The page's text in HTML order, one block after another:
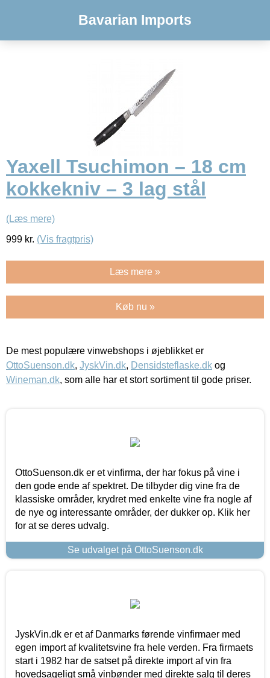
Bavarian Imports
Yaxell Tsuchimon – 18 cm
kokkekniv – 3 lag stål
(Læs mere)
999 kr. (Vis fragtpris)
Læs mere »
Køb nu »
De mest populære vinwebshops i øjeblikket er
OttoSuenson.dk, JyskVin.dk, Densidsteflaske.dk og
Wineman.dk, som alle har et stort sortiment til gode priser.
OttoSuenson.dk er et vinfirma, der har fokus på vine i
den gode ende af spektret. De tilbyder dig vine fra de
klassiske områder, krydret med enkelte vine fra nogle af
de nye og interessante områder, der dukker op. Klik her
for at se deres udvalg.
Se udvalget på OttoSuenson.dk
JyskVin.dk er et af Danmarks førende vinfirmaer med
egen import af kvalitetsvine fra hele verden. Fra firmaets
start i 1982 har de satset på direkte import af vin fra
hovedsageligt små vinbønder med direkte salg til deres